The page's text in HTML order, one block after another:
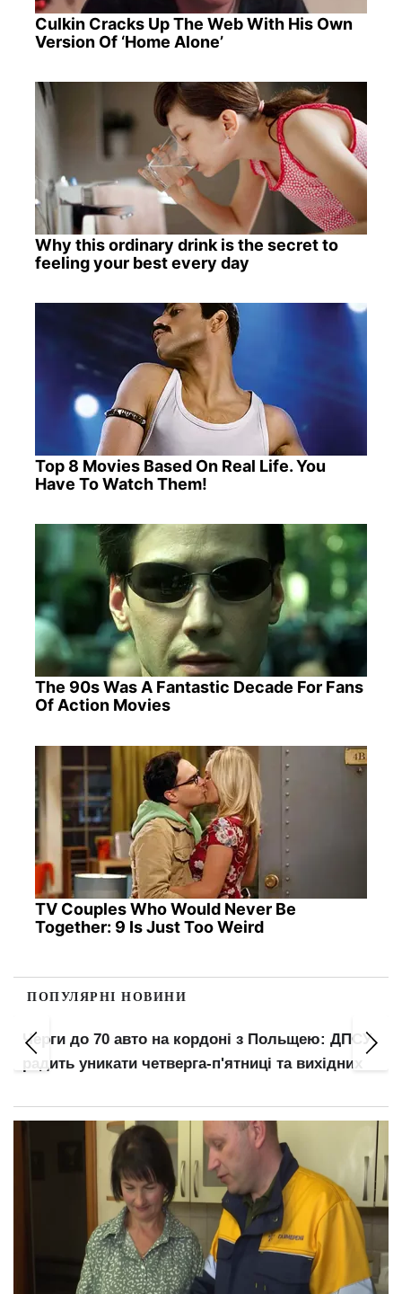
Culkin Cracks Up The Web With His Own
Version Of ‘Home Alone’
Why this ordinary drink is the secret to
feeling your best every day
Top 8 Movies Based On Real Life. You
Have To Watch Them!
The 90s Was A Fantastic Decade For Fans
Of Action Movies
TV Couples Who Would Never Be
Together: 9 Is Just Too Weird
ПОПУЛЯРНІ НОВИНИ
Черги до 70 авто на кордоні з Польщею: ДПСУ
радить уникати четверга-п'ятниці та вихідних